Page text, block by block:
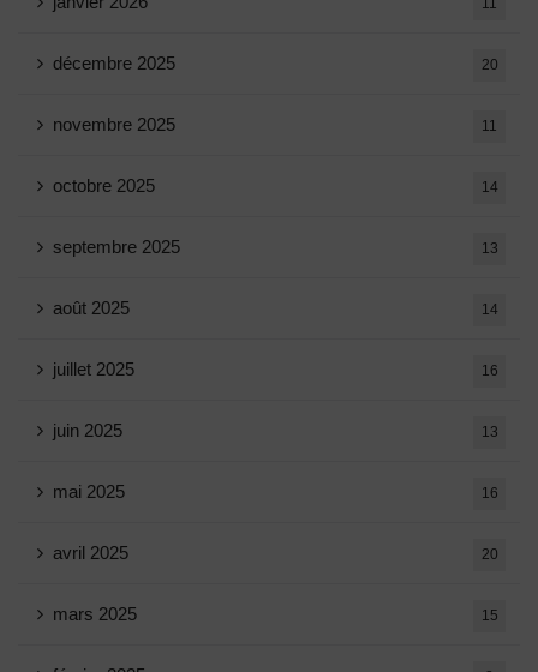
11
décembre 2025 20
novembre 2025 11
octobre 2025 14
septembre 2025 13
août 2025 14
juillet 2025 16
juin 2025 13
mai 2025 16
avril 2025 20
mars 2025 15